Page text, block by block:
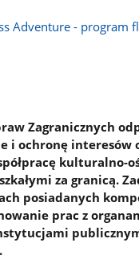
Adventure - program
Zagranicznych
i ochronę interesów
kulturalno-
za granicą.
posiadanych
prac z